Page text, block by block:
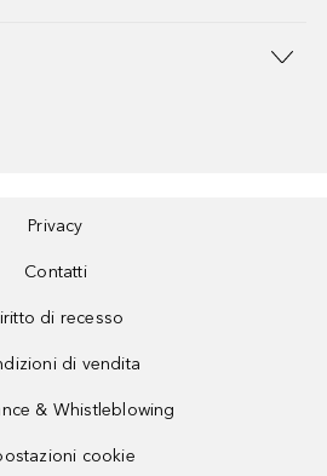
Privacy
Contatti
di recesso
di vendita
& Whistleblowing
cookie